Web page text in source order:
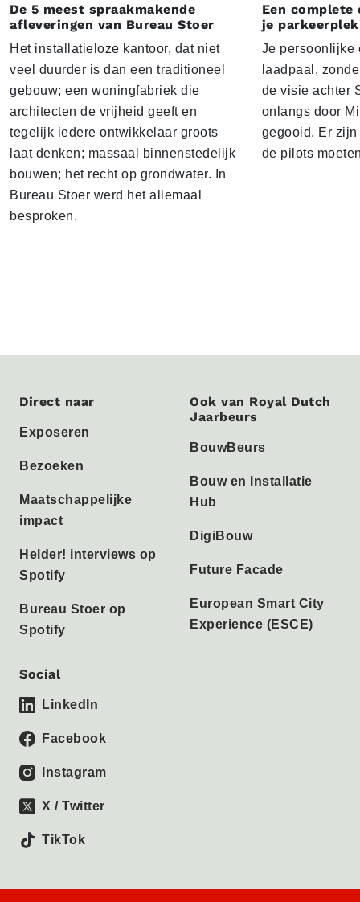
De 5 meest spraakmakende
afleveringen van Bureau Stoer
Het installatieloze kantoor, dat niet
veel duurder is dan een traditioneel
gebouw; een woningfabriek die
architecten de vrijheid geeft en
tegelijk iedere ontwikkelaar groots
laat denken; massaal binnenstedelijk
bouwen; het recht op grondwater. In
Bureau Stoer werd het allemaal
besproken.
Een complete
je parkeerplek
Je persoonlijke
laadpaal,
de visie achter
onlangs door
gegooid. Er
de pilots
Direct naar
Exposeren
Bezoeken
Maatschappelijke
impact
Helder! interviews op
Spotify
Bureau Stoer op
Spotify
Ook van Royal Dutch
Jaarbeurs
BouwBeurs
Bouw en Installatie
Hub
DigiBouw
Future Facade
European Smart City
Experience (ESCE)
Social
LinkedIn
Facebook
Instagram
X / Twitter
TikTok